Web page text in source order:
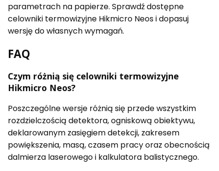
parametrach na papierze. Sprawdź dostępne
celowniki termowizyjne Hikmicro Neos i dopasuj
wersję do własnych wymagań.
FAQ
Czym różnią się celowniki termowizyjne
Hikmicro Neos?
Poszczególne wersje różnią się przede wszystkim
rozdzielczością detektora, ogniskową obiektywu,
deklarowanym zasięgiem detekcji, zakresem
powiększenia, masą, czasem pracy oraz obecnością
dalmierza laserowego i kalkulatora balistycznego.